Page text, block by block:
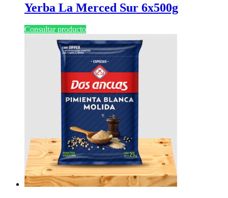
Yerba La Merced Sur 6x500g
Consultar producto